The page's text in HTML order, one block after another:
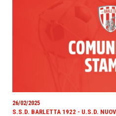
26/02/2025
S.S.D. BARLETTA 1922 - U.S.D.